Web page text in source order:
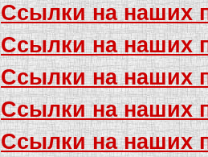
Ссылки на наших
Ссылки на наших
Ссылки на наших
Ссылки на наших
Ссылки на наших